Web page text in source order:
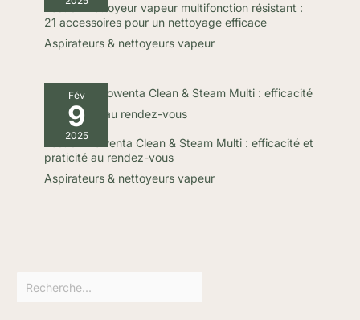
Test du nettoyeur vapeur multifonction résistant :
21 accessoires pour un nettoyage efficace
Aspirateurs & nettoyeurs vapeur
Fév
9
2025
Test du Rowenta Clean & Steam Multi : efficacité et
praticité au rendez-vous
Aspirateurs & nettoyeurs vapeur